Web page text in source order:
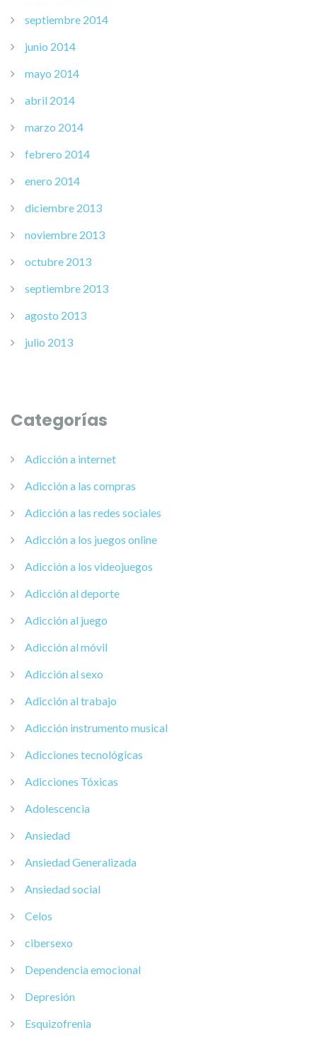
septiembre 2014
junio 2014
mayo 2014
abril 2014
marzo 2014
febrero 2014
enero 2014
diciembre 2013
noviembre 2013
octubre 2013
septiembre 2013
agosto 2013
julio 2013
Categorías
Adicción a internet
Adicción a las compras
Adicción a las redes sociales
Adicción a los juegos online
Adicción a los videojuegos
Adicción al deporte
Adicción al juego
Adicción al móvil
Adicción al sexo
Adicción al trabajo
Adicción instrumento musical
Adicciones tecnológicas
Adicciones Tóxicas
Adolescencia
Ansiedad
Ansiedad Generalizada
Ansiedad social
Celos
cibersexo
Dependencia emocional
Depresión
Esquizofrenia